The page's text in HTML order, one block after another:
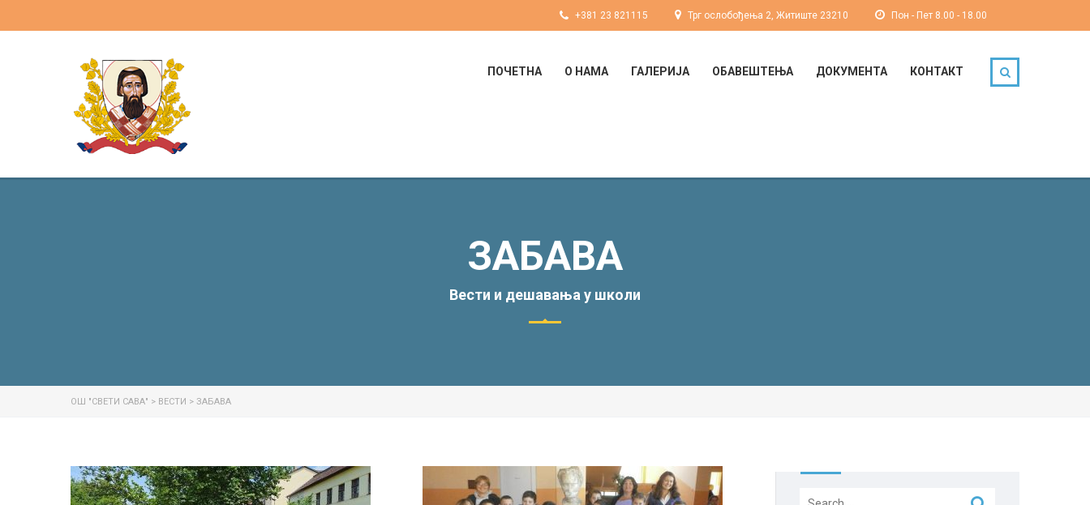
Пон - Пет 8.00 - 18.00
Трг ослобођења 2, Житиште 23210
+381 23 821115
ПОЧЕТНА О НАМА ГАЛЕРИЈА ОБАВЕШТЕЊА ДОКУМЕНТА КОНТАКТ
ЗАБАВА
Вести и дешавања у школи
ОШ "СВЕТИ САВА" > ВЕСТИ > ЗАБАВА
Search